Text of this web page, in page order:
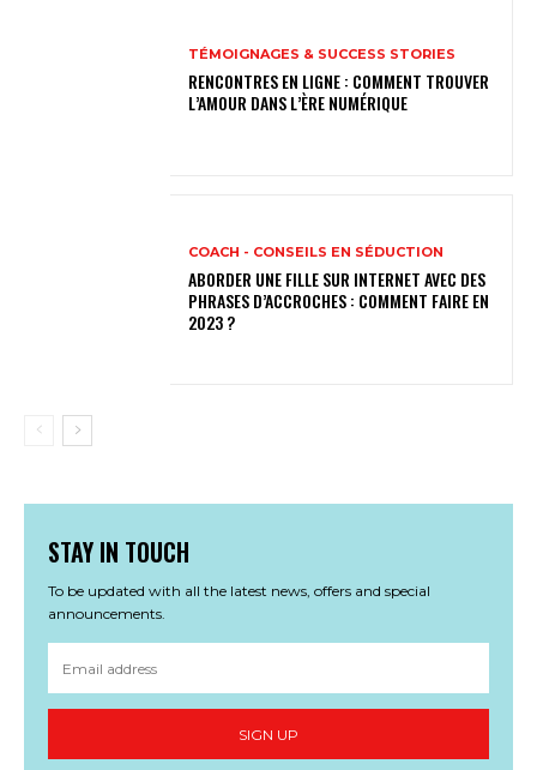
TÉMOIGNAGES & SUCCESS STORIES
RENCONTRES EN LIGNE : COMMENT TROUVER
L’AMOUR DANS L’ÈRE NUMÉRIQUE
COACH - CONSEILS EN SÉDUCTION
ABORDER UNE FILLE SUR INTERNET AVEC DES
PHRASES D’ACCROCHES : COMMENT FAIRE EN
2023 ?
STAY IN TOUCH
To be updated with all the latest news, offers and special
announcements.
SIGN UP